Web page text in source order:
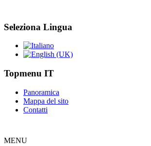
Seleziona Lingua
Topmenu IT
Panoramica
Mappa del sito
Contatti
MENU